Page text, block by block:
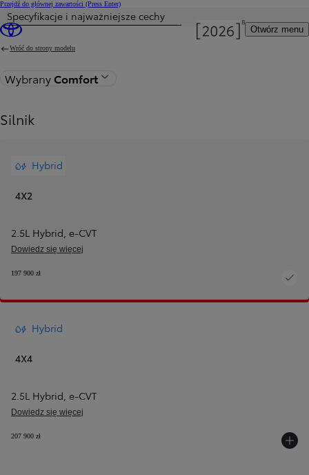
Przejdź do głównej zawartości (Press Enter)
Otwórz menu
Specyfikacje i najważniejsze cechy
Wróć do strony modelu
WybranyComfort
Silnik
Hybrid
4X2
2.5L Hybrid, e‑CVT
Dowiedz się więcej
197 900 zł
Hybrid
4X4
2.5L Hybrid, e‑CVT
Dowiedz się więcej
207 900 zł